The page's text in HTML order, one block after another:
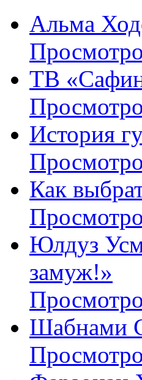
Альма
ТВ
История
Как
Юлдуз
замуж!»
Шабнами